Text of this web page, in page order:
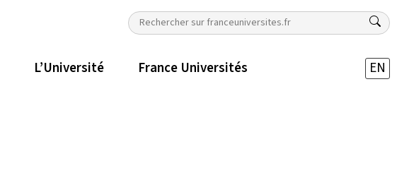
L’Université France Universités EN